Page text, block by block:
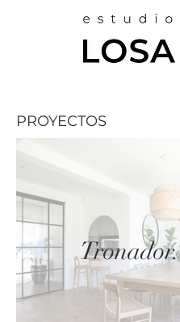
PROYECTOS
Tronador.